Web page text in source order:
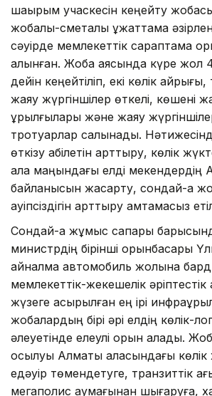
шақырым учаскесін кеңейту
жобалық-сметалық құжаттама
сәуірде мемлекеттік сараптама
алынған. Жоба аясында күре жол
дейін кеңейтіліп, екі көлік
жаяу жүргіншілер өткелі, көшені
құрылғылары және жаяу
тротуарлар салынады. Нәтижесінде
өткізу қабілетін арттыру, көлік
қала маңындағы елді мекендердің
байланысын жақсарту, сондай-ақ
қауіпсіздігін арттыру қамтамасыз
Сондай-ақ жұмыс сапары
министрдің бірінші орынбасары
айналма автомобиль жолына
мемлекеттік-жекешелік әріптестік
жүзеге асырылған ең ірі
жобалардың бірі әрі елдің көлік-
әлеуетінде елеулі орын алады.
қосылуы Алматы қаласындағы көлік
едәуір төмендетуге, транзиттік
мегаполис аумағынан шығаруға,